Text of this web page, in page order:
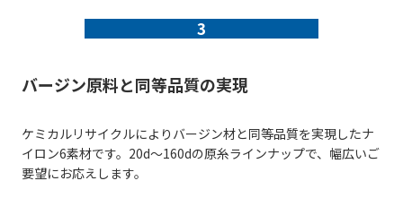
3
バージン原料と同等品質の実現
ケミカルリサイクルによりバージン材と同等品質を実現したナ
イロン6素材です。20d～160dの原糸ラインナップで、幅広いご
要望にお応えします。